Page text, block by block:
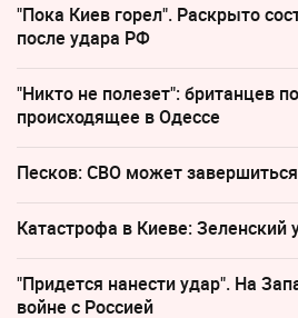
"Пока Киев горел". Раскрыто
после удара РФ
"Никто не полезет": британцев
происходящее в Одессе
Песков: СВО может
Катастрофа в Киеве: Зеленский
"Придется нанести удар". На
войне с Россией